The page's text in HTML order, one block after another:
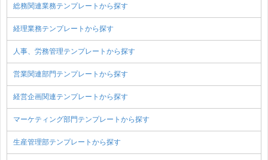
総務関連業務テンプレートから探す
経理業務テンプレートから探す
人事、労務管理テンプレートから探す
営業関連部門テンプレートから探す
経営企画関連テンプレートから探す
マーケティング部門テンプレートから探す
生産管理部テンプレートから探す